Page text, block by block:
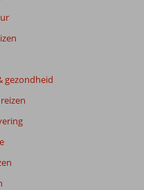
gezondheid